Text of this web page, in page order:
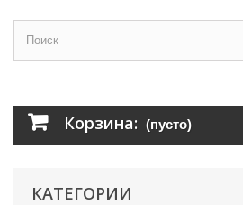
Корзина: (пусто)
КАТЕГОРИИ